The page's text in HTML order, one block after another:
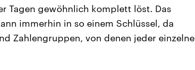
Tagen gewöhnlich komplett löst. Das
immerhin in so einem Schlüssel, da
Zahlengruppen, von denen jeder einzelne